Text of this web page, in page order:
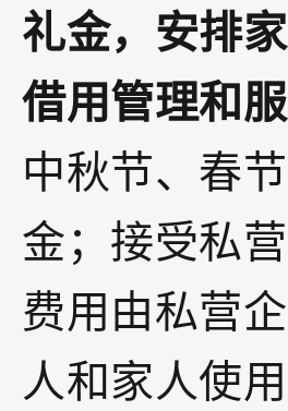
礼金，安排
借用管理和
中秋节、春
金；接受私
费用由私营
人和家人使